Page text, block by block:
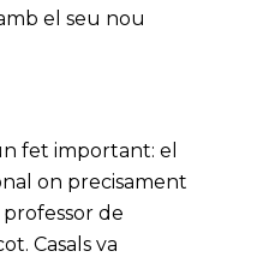
el seu nou
fet important: el
on precisament
de
Casals va